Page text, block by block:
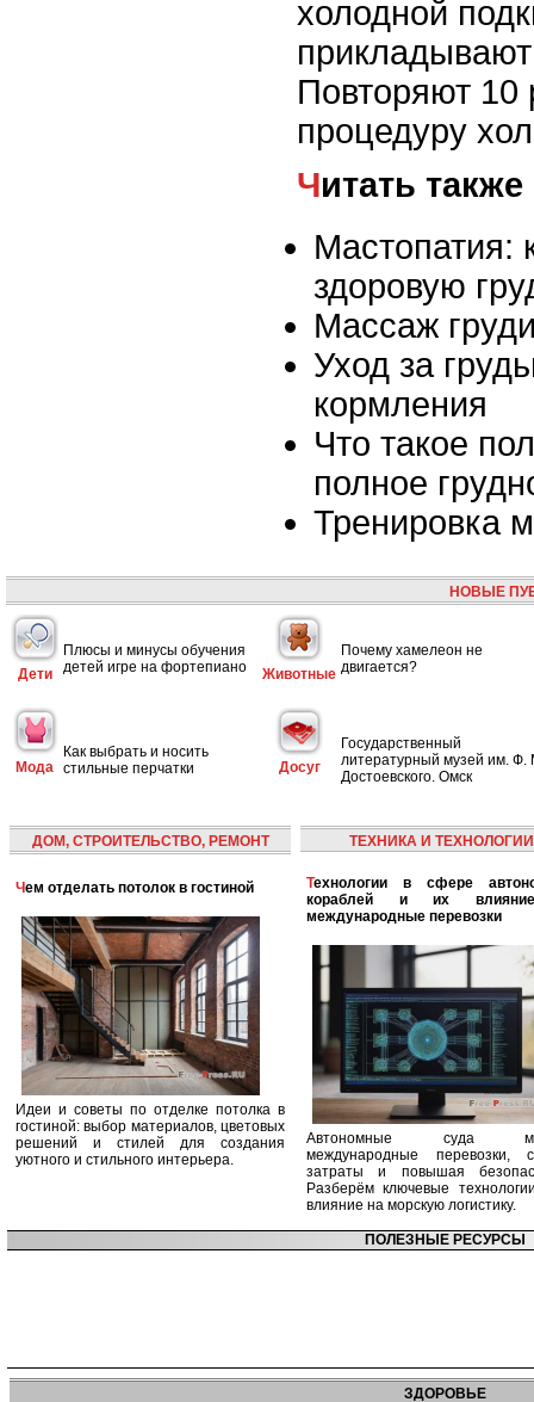
холодной
Повторяют
процедуру
Читать также
Мастопатия:
здоровую
Массаж
Уход за
кормления
Что такое
полное
Тренировка
НОВЫЕ
Дети
Плюсы и минусы обучения
детей игре на фортепиано
Животные
Почему хамелеон не
двигается?
Мода
Как выбрать и носить
стильные перчатки
Досуг
Государственный
литературный музей им. Ф.
Достоевского. Омск
ДОМ, СТРОИТЕЛЬСТВО, РЕМОНТ
Чем отделать потолок в гостиной
Идеи и советы по отделке потолка в
гостиной: выбор материалов, цветовых
решений и стилей для создания
уютного и стильного интерьера.
ТЕХНИКА И ТЕХНОЛОГИИ
Технологии в сфере автономных
кораблей и их
международные перевозки
Автономные суда
международные перевозки,
затраты и повышая
Разберём ключевые
влияние на морскую логистику.
ПОЛЕЗНЫЕ РЕСУРСЫ
ЗДОРОВЬЕ